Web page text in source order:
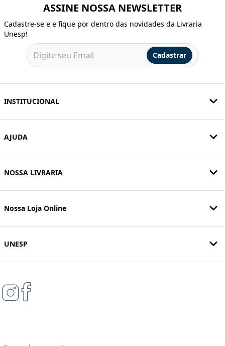
ASSINE NOSSA NEWSLETTER
Cadastre-se e e fique por dentro das novidades da Livraria
Unesp!
Cadastrar
INSTITUCIONAL
AJUDA
NOSSA LIVRARIA
Nossa Loja Online
UNESP